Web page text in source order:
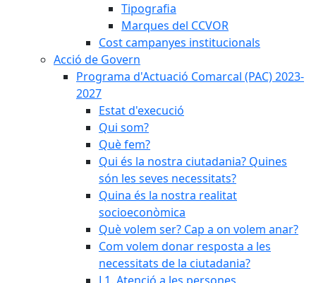
Tipografia
Marques del CCVOR
Cost campanyes institucionals
Acció de Govern
Programa d'Actuació Comarcal (PAC) 2023-
2027
Estat d'execució
Qui som?
Què fem?
Qui és la nostra ciutadania? Quines
són les seves necessitats?
Quina és la nostra realitat
socioeconòmica
Què volem ser? Cap a on volem anar?
Com volem donar resposta a les
necessitats de la ciutadania?